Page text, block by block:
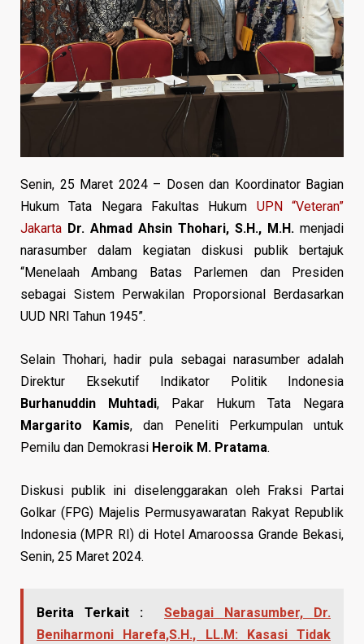
Senin, 25 Maret 2024 – Dosen dan Koordinator Bagian
Hukum Tata Negara Fakultas Hukum UPN “Veteran”
Jakarta Dr. Ahmad Ahsin Thohari, S.H., M.H. menjadi
narasumber dalam kegiatan diskusi publik bertajuk
“Menelaah Ambang Batas Parlemen dan Presiden
sebagai Sistem Perwakilan Proporsional Berdasarkan
UUD NRI Tahun 1945”.
Selain Thohari, hadir pula sebagai narasumber adalah
Direktur Eksekutif Indikator Politik Indonesia
Burhanuddin Muhtadi, Pakar Hukum Tata Negara
Margarito Kamis, dan Peneliti Perkumpulan untuk
Pemilu dan Demokrasi Heroik M. Pratama.
Diskusi publik ini diselenggarakan oleh Fraksi Partai
Golkar (FPG) Majelis Permusyawaratan Rakyat Republik
Indonesia (MPR RI) di Hotel Amaroossa Grande Bekasi,
Senin, 25 Maret 2024.
Berita Terkait :
Sebagai Narasumber, Dr.
Beniharmoni Harefa,S.H., LL.M: Kasasi Tidak